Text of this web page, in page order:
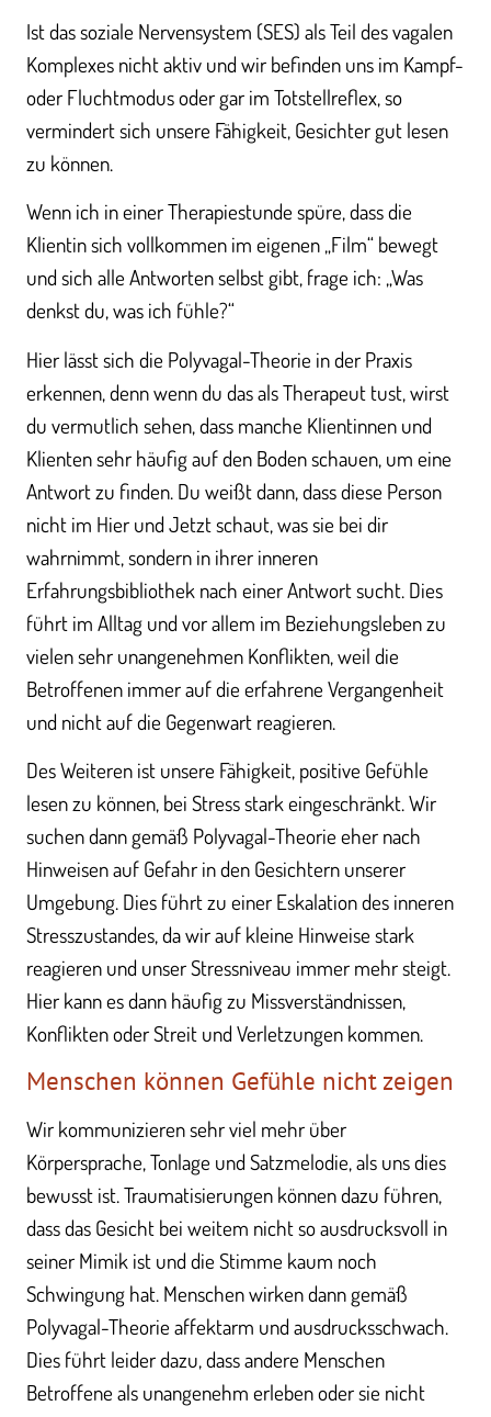
Ist das soziale Nervensystem (SES) als Teil des vagalen
Komplexes nicht aktiv und wir befinden uns im Kampf-
oder Fluchtmodus oder gar im Totstellreflex, so
vermindert sich unsere Fähigkeit, Gesichter gut lesen
zu können.
Wenn ich in einer Therapiestunde spüre, dass die
Klientin sich vollkommen im eigenen „Film“ bewegt
und sich alle Antworten selbst gibt, frage ich: „Was
denkst du, was ich fühle?“
Hier lässt sich die Polyvagal-Theorie in der Praxis
erkennen, denn wenn du das als Therapeut tust, wirst
du vermutlich sehen, dass manche Klientinnen und
Klienten sehr häufig auf den Boden schauen, um eine
Antwort zu finden. Du weißt dann, dass diese Person
nicht im Hier und Jetzt schaut, was sie bei dir
wahrnimmt, sondern in ihrer inneren
Erfahrungsbibliothek nach einer Antwort sucht. Dies
führt im Alltag und vor allem im Beziehungsleben zu
vielen sehr unangenehmen Konflikten, weil die
Betroffenen immer auf die erfahrene Vergangenheit
und nicht auf die Gegenwart reagieren.
Des Weiteren ist unsere Fähigkeit, positive Gefühle
lesen zu können, bei Stress stark eingeschränkt. Wir
suchen dann gemäß Polyvagal-Theorie eher nach
Hinweisen auf Gefahr in den Gesichtern unserer
Umgebung. Dies führt zu einer Eskalation des inneren
Stresszustandes, da wir auf kleine Hinweise stark
reagieren und unser Stressniveau immer mehr steigt.
Hier kann es dann häufig zu Missverständnissen,
Konflikten oder Streit und Verletzungen kommen.
Menschen können Gefühle nicht zeigen
Wir kommunizieren sehr viel mehr über
Körpersprache, Tonlage und Satzmelodie, als uns dies
bewusst ist. Traumatisierungen können dazu führen,
dass das Gesicht bei weitem nicht so ausdrucksvoll in
seiner Mimik ist und die Stimme kaum noch
Schwingung hat. Menschen wirken dann gemäß
Polyvagal-Theorie affektarm und ausdrucksschwach.
Dies führt leider dazu, dass andere Menschen
Betroffene als unangenehm erleben oder sie nicht